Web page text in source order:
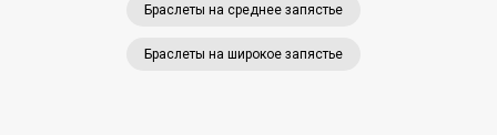
Браслеты на среднее запястье
Браслеты на широкое запястье